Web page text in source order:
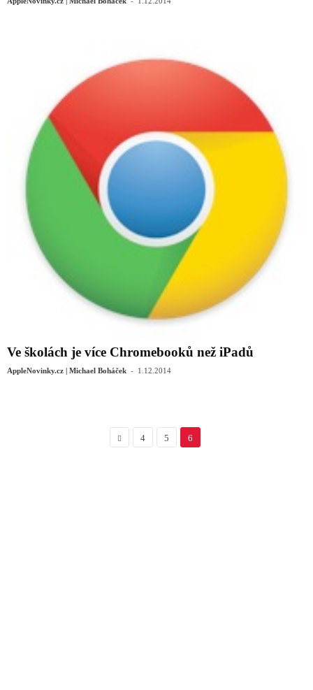
Ve školách je více Chromebooků než iPadů
AppleNovinky.cz | Michael Boháček - 1.12.2014
4 5 6